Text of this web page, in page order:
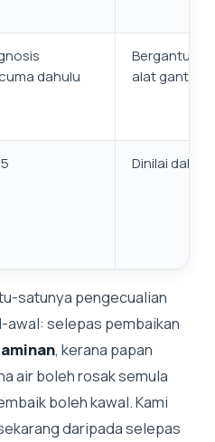
dahulu
Bergantung
alat ganti
Dinilai dahulu
satunya pengecualian
awal: selepas pembaikan
, kerana papan
air boleh rosak semula
boleh kawal. Kami
daripada selepas